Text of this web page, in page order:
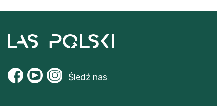
Śledź nas!